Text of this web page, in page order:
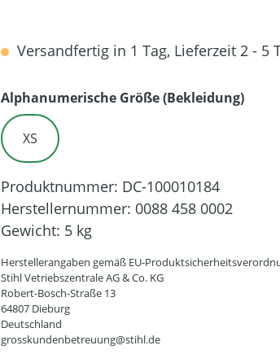
Versandfertig in 1 Tag, Lieferzeit 2 - 5
Alphanumerische Größe (Bekleidung)
XS
Produktnummer: DC-100010184
Herstellernummer: 0088 458 0002
Gewicht: 5 kg
Herstellerangaben gemäß EU-
Stihl Vetriebszentrale AG & Co. KG
Robert-Bosch-Straße 13
64807 Dieburg
Deutschland
grosskundenbetreuung@stihl.de